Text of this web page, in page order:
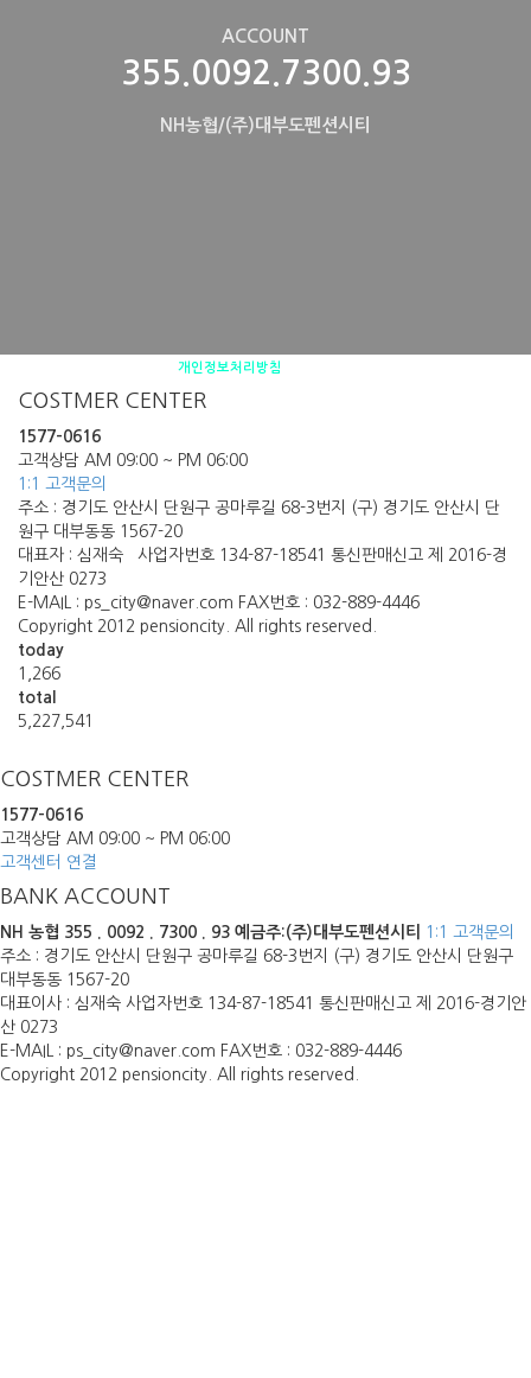
ACCOUNT
355.0092.7300.93
NH농협/(주)대부도펜션시티
개인정보처리방침
COSTMER CENTER
1577-0616
고객상담 AM 09:00 ~ PM 06:00
1:1 고객문의
주소 : 경기도 안산시 단원구 공마루길 68-3번지 (구) 경기도 안산시 단
원구 대부동동 1567-20
대표자 : 심재숙 사업자번호 134-87-18541 통신판매신고 제 2016-경
기안산 0273
E-MAIL : ps_city@naver.com FAX번호 : 032-889-4446
Copyright 2012 pensioncity. All rights reserved.
today
1,266
total
5,227,541
COSTMER CENTER
1577-0616
고객상담 AM 09:00 ~ PM 06:00
고객센터 연결
BANK ACCOUNT
NH 농협 355 . 0092 . 7300 . 93 예금주:(주)대부도펜션시티
1:1 고객문의
주소 : 경기도 안산시 단원구 공마루길 68-3번지 (구) 경기도 안산시 단원구
대부동동 1567-20
대표이사 : 심재숙 사업자번호 134-87-18541 통신판매신고 제 2016-경기안
산 0273
E-MAIL : ps_city@naver.com FAX번호 : 032-889-4446
Copyright 2012 pensioncity. All rights reserved.